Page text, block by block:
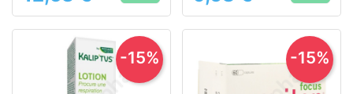
-15% -15%